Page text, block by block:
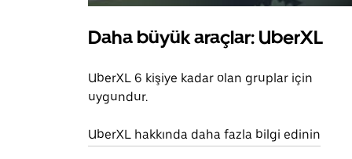
Daha büyük araçlar: UberXL
UberXL 6 kişiye kadar olan gruplar için
uygundur.
UberXL hakkında daha fazla bilgi edinin